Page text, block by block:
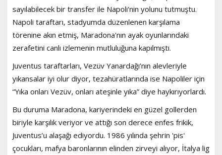
sayılabilecek bir transfer ile Napoli'nin yolunu tutmuştu.
Napoli taraftarı, stadyumda düzenlenen karşılama
törenine akın etmiş, Maradona'nın ayak oyunlarındaki
zerafetini canlı izlemenin mutluluğuna kapılmıştı.
Juventus taraftarları, Vezüv Yanardağı’nın alevleriyle
yıkansalar iyi olur diyor, tezahüratlarında ise Napoliler için
“Yıka onları Vezüv, onları ateşinle yıka” diye haykırıyorlardı.
Bu duruma Maradona, kariyerindeki en güzel gollerden
biriyle karşılık veriyor ve attığı son derece enfes frikik,
Juventus’u alaşağı ediyordu. 1986 yılında şehrin 'pis'
çocukları, mafya baronlarının elinden zirveyi alıyor, İtalya lig